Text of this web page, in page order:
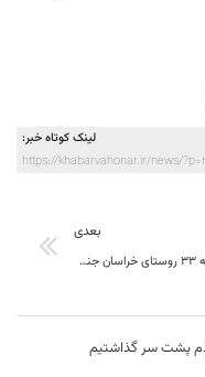
لینک کوتاه خبر:
https://khabarvahonar.ir/news/
بعدی
آبرسانی به ۳۳ روستای خراسان جنوبی در یک سال گذشته
پشت سر گذاشتیم